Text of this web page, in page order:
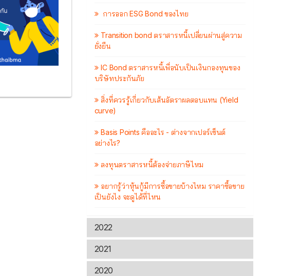
การออก ESG Bond ของไทย
Transition bond ตราสารหนี้เปลี่ยนผ่านสู่ความ
ยั่งยืน
IC Bond ตราสารหนี้เพื่อนับเป็นเงินกองทุนของ
บริษัทประกันภัย
สิ่งที่ควรรู้เกี่ยวกับเส้นอัตราผลตอบแทน (Yield
curve)
Basis Points คืออะไร - ต่างจากเปอร์เซ็นต์
อย่างไร?
ลงทุนตราสารหนี้ต้องจ่ายภาษีไหม
อยากรู้ว่าหุ้นกู้มีการซื้อขายบ้างไหม ราคาซื้อขาย
เป็นยังไง จะดูได้ที่ไหน
2022
2021
2020